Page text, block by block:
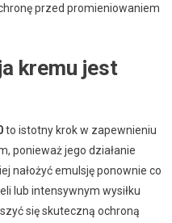
przed promieniowaniem
kremu jest
to istotny krok w zapewnieniu
ponieważ jego działanie
nałożyć emulsję ponownie co
lub intensywnym wysiłku
się skuteczną ochroną